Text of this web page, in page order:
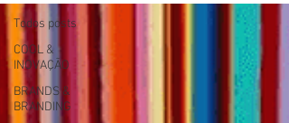
Todos posts
COOL &
INOVAÇÃO
BRANDS &
BRANDING